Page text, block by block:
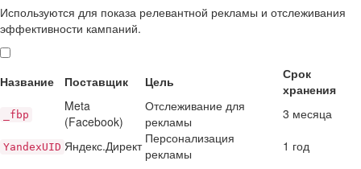
Используются для показа релевантной рекламы и отслеживания
эффективности кампаний.
Название Поставщик Цель
Срок
хранения
_fbp
Meta
(Facebook)
Отслеживание для
рекламы
3 месяца
YandexUID Яндекс.Директ Персонализация
рекламы
1 год